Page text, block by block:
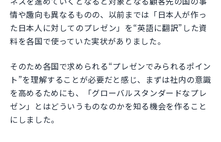
情や趣向も異なるものの、以前までは「日本人が作っ
た日本人に対してのプレゼン」を“英語に翻訳”した資
料を各国で使っていた実状がありました。
そのため各国で求められる“プレゼンでみられるポイン
ト”を理解することが必要だと感じ、まずは社内の意識
を高めるためにも、「グローバルスタンダードなプレ
ゼン」とはどういうものなのかを知る機会を作ること
にしました。